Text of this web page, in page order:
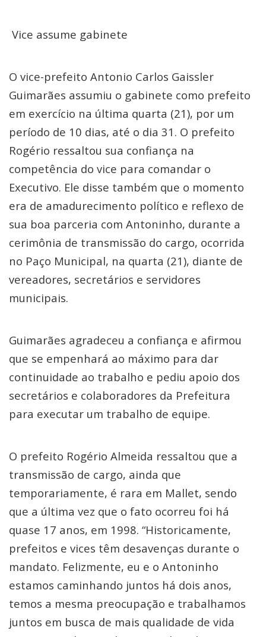
Vice assume gabinete
O vice-prefeito Antonio Carlos Gaissler
Guimarães assumiu o gabinete como prefeito
em exercício na última quarta (21), por um
período de 10 dias, até o dia 31. O prefeito
Rogério ressaltou sua confiança na
competência do vice para comandar o
Executivo. Ele disse também que o momento
era de amadurecimento político e reflexo de
sua boa parceria com Antoninho, durante a
cerimônia de transmissão do cargo, ocorrida
no Paço Municipal, na quarta (21), diante de
vereadores, secretários e servidores
municipais.
Guimarães agradeceu a confiança e afirmou
que se empenhará ao máximo para dar
continuidade ao trabalho e pediu apoio dos
secretários e colaboradores da Prefeitura
para executar um trabalho de equipe.
O prefeito Rogério Almeida ressaltou que a
transmissão de cargo, ainda que
temporariamente, é rara em Mallet, sendo
que a última vez que o fato ocorreu foi há
quase 17 anos, em 1998. “Historicamente,
prefeitos e vices têm desavenças durante o
mandato. Felizmente, eu e o Antoninho
estamos caminhando juntos há dois anos,
temos a mesma preocupação e trabalhamos
juntos em busca de mais qualidade de vida